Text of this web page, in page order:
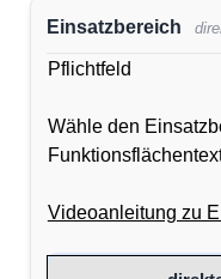
Einsatzbereich
Pflichtfeld
Wähle den
Videoanleitung zu